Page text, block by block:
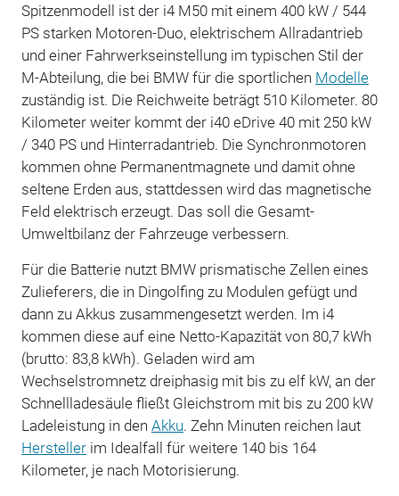
Spitzenmodell ist der i4 M50 mit einem 400 kW / 544
PS starken Motoren-Duo, elektrischem Allradantrieb
und einer Fahrwerkseinstellung im typischen Stil der
M-Abteilung, die bei BMW für die sportlichen Modelle
zuständig ist. Die Reichweite beträgt 510 Kilometer. 80
Kilometer weiter kommt der i40 eDrive 40 mit 250 kW
/ 340 PS und Hinterradantrieb. Die Synchronmotoren
kommen ohne Permanentmagnete und damit ohne
seltene Erden aus, stattdessen wird das magnetische
Feld elektrisch erzeugt. Das soll die Gesamt-
Umweltbilanz der Fahrzeuge verbessern.
Für die Batterie nutzt BMW prismatische Zellen eines
Zulieferers, die in Dingolfing zu Modulen gefügt und
dann zu Akkus zusammengesetzt werden. Im i4
kommen diese auf eine Netto-Kapazität von 80,7 kWh
(brutto: 83,8 kWh). Geladen wird am
Wechselstromnetz dreiphasig mit bis zu elf kW, an der
Schnellladesäule fließt Gleichstrom mit bis zu 200 kW
Ladeleistung in den Akku. Zehn Minuten reichen laut
Herstellerim Idealfall für weitere 140 bis 164
Kilometer, je nach Motorisierung.